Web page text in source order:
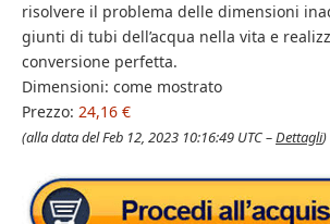
risolvere il problema delle dimensioni
giunti di tubi dell’acqua nella vita e
conversione perfetta.
Dimensioni: come mostrato
Prezzo: 24,16 €
(alla data del Feb 12, 2023 10:16:49 UTC –Dettagli)